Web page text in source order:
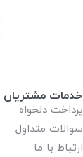
خدمات مشتریان
پرداخت دلخواه
سوالات متداول
ارتباط با ما